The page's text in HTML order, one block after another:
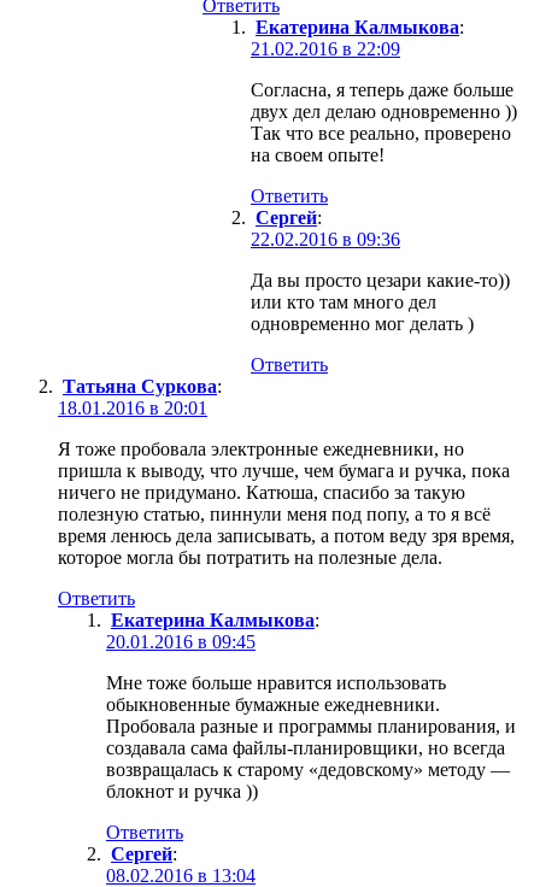
Ответить
Екатерина Калмыкова:
21.02.2016 в 22:09
Согласна, я теперь даже больше
двух дел делаю одновременно ))
Так что все реально, проверено
на своем опыте!
Ответить
Сергей:
22.02.2016 в 09:36
Да вы просто цезари какие-то))
или кто там много дел
одновременно мог делать )
Ответить
Татьяна Суркова:
18.01.2016 в 20:01
Я тоже пробовала электронные ежедневники, но
пришла к выводу, что лучше, чем бумага и ручка, пока
ничего не придумано. Катюша, спасибо за такую
полезную статью, пиннули меня под попу, а то я всё
время ленюсь дела записывать, а потом веду зря время,
которое могла бы потратить на полезные дела.
Ответить
Екатерина Калмыкова:
20.01.2016 в 09:45
Мне тоже больше нравится использовать
обыкновенные бумажные ежедневники.
Пробовала разные и программы планирования, и
создавала сама файлы-планировщики, но всегда
возвращалась к старому «дедовскому» методу —
блокнот и ручка ))
Ответить
Сергей:
08.02.2016 в 13:04